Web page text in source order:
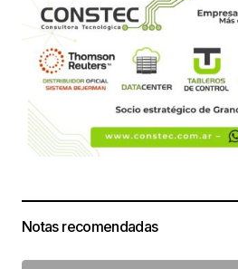
Notas recomendadas